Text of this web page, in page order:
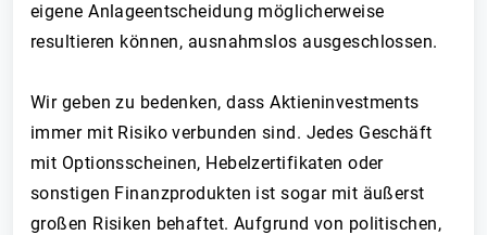
eigene Anlageentscheidung möglicherweise
resultieren können, ausnahmslos ausgeschlossen.
Wir geben zu bedenken, dass Aktieninvestments
immer mit Risiko verbunden sind. Jedes Geschäft
mit Optionsscheinen, Hebelzertifikaten oder
sonstigen Finanzprodukten ist sogar mit äußerst
großen Risiken behaftet. Aufgrund von politischen,